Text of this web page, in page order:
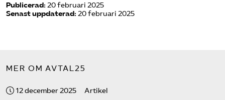
Publicerad: 20 februari 2025
Senast uppdaterad: 20 februari 2025
MER OM AVTAL25
12 december 2025 Artikel